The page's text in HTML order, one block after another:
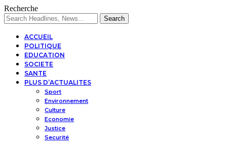
Recherche
ACCUEIL
POLITIQUE
EDUCATION
SOCIETE
SANTE
PLUS D’ACTUALITES
Sport
Environnement
Culture
Economie
Justice
Securité